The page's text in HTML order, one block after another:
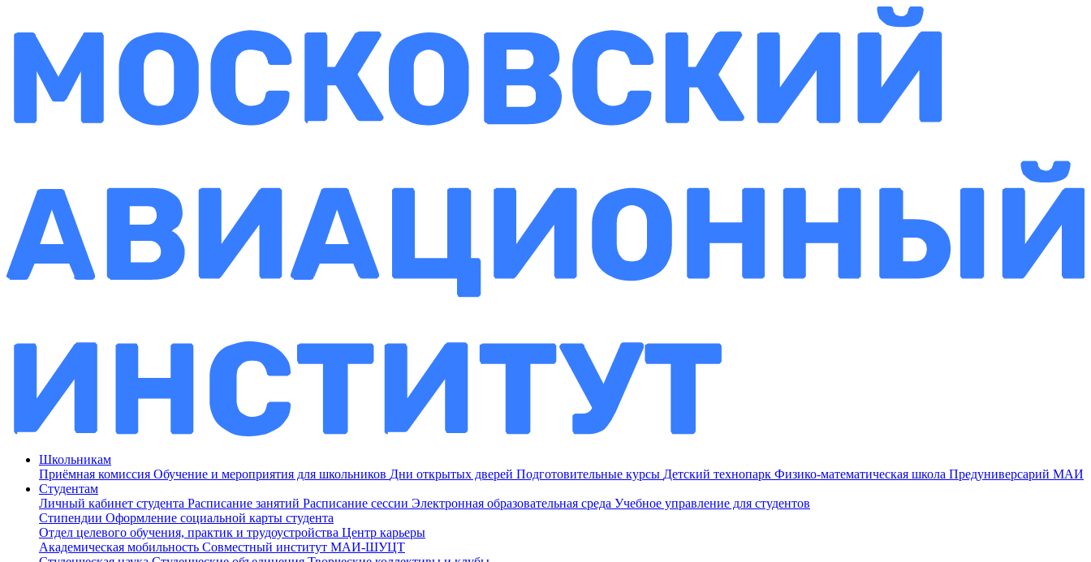
Школьникам
Приёмная комиссия Обучение и мероприятия для школьников Дни открытых дверей Подготовительные курсы Детский технопарк Физико-математическая школа Предуниверсарий МАИ
Студентам
Личный кабинет студента Расписание занятий Расписание сессии Электронная образовательная среда Учебное управление для студентов
Стипендии Оформление социальной карты студента
Отдел целевого обучения, практик и трудоустройства Центр карьеры
Академическая мобильность Совместный институт МАИ-ШУЦТ